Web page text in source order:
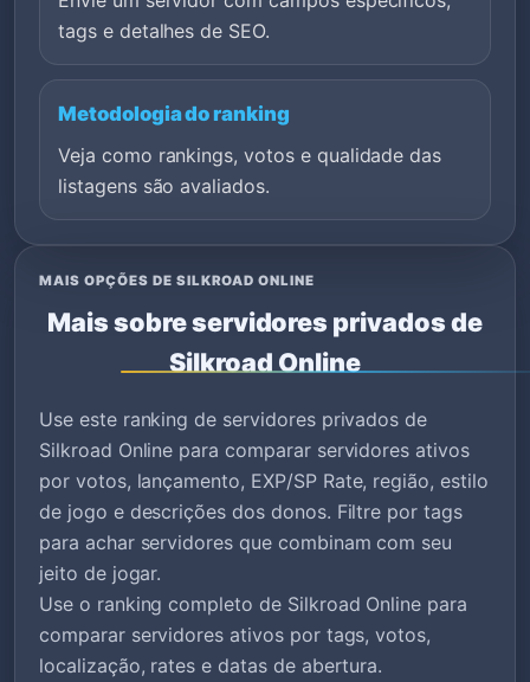
tags e detalhes de SEO.
Metodologia do ranking
Veja como rankings, votos e qualidade das
listagens são avaliados.
MAIS OPÇÕES DE SILKROAD ONLINE
Mais sobre servidores privados de
Silkroad Online
Use este ranking de servidores privados de
Silkroad Online para comparar servidores ativos
por votos, lançamento, EXP/SP Rate, região, estilo
de jogo e descrições dos donos. Filtre por tags
para achar servidores que combinam com seu
jeito de jogar.
Use o ranking completo de Silkroad Online para
comparar servidores ativos por tags, votos,
localização, rates e datas de abertura.